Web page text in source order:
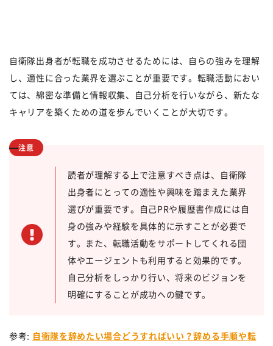
自衛隊出身者が転職を成功させるためには、自らの強みを理解
し、適性に合った業界を選ぶことが重要です。転職活動におい
ては、綿密な準備と情報収集、自己分析を行いながら、新たな
キャリアを築くための道を歩んでいくことが大切です。
注意
読者が理解する上で注意すべき点は、自衛隊
出身者にとっての適性や興味を踏まえた業界
選びが重要です。自己PRや履歴書作成には自
身の強みや経験を具体的に示すことが必要で
す。また、転職活動をサポートしてくれる団
体やエージェントも利用すると効果的です。
自己分析をしっかり行い、将来のビジョンを
明確にすることが成功への鍵です。
参考: 自衛隊を辞めたい場合どうすればいい？辞める手順や転